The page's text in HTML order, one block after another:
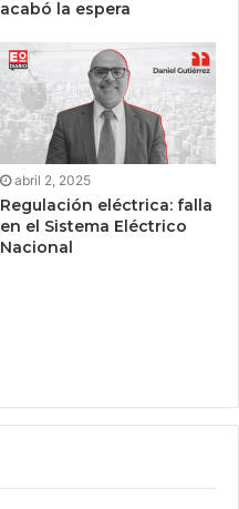
acabó la espera
abril 2, 2025
Regulación eléctrica: falla
en el Sistema Eléctrico
Nacional